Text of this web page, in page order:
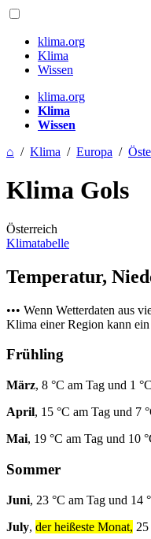
klima.org
Klima
Wissen
klima.org
Klima
Wissen
⌂ / Klima / Europa /
Klima Gols
Österreich
Klimatabelle
Temperatur,
••• Wenn Wetterdaten aus
Klima einer Region kann ein
Frühling
März, 8 °C am Tag und 1
April, 15 °C am Tag und 7
Mai, 19 °C am Tag und 10
Sommer
Juni, 23 °C am Tag und 14
July, der heißeste Monat,